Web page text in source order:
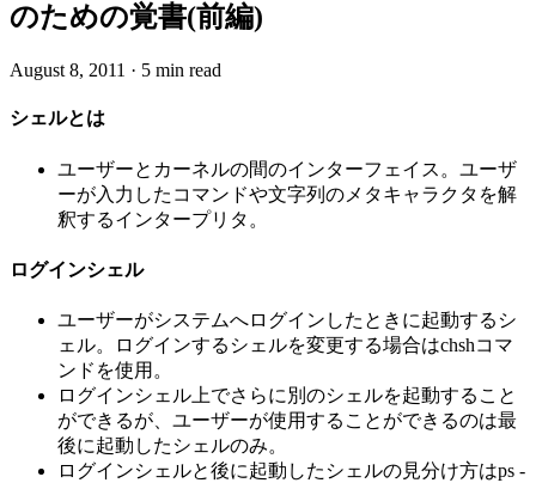
のための覚書(前編)
August 8, 2011 · 5 min read
シェルとは
ユーザーとカーネルの間のインターフェイス。ユーザ
ーが入力したコマンドや文字列のメタキャラクタを解
釈するインタープリタ。
ログインシェル
ユーザーがシステムへログインしたときに起動するシ
ェル。ログインするシェルを変更する場合はchshコマ
ンドを使用。
ログインシェル上でさらに別のシェルを起動すること
ができるが、ユーザーが使用することができるのは最
後に起動したシェルのみ。
ログインシェルと後に起動したシェルの見分け方はps -